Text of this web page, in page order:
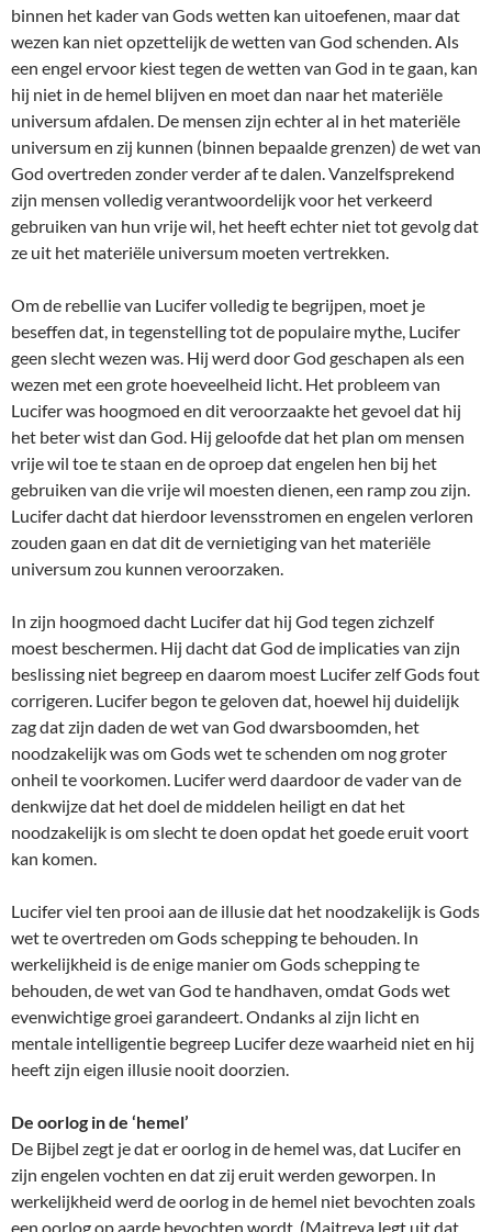
binnen het kader van Gods wetten kan uitoefenen, maar dat
wezen kan niet opzettelijk de wetten van God schenden. Als
een engel ervoor kiest tegen de wetten van God in te gaan, kan
hij niet in de hemel blijven en moet dan naar het materiële
universum afdalen. De mensen zijn echter al in het materiële
universum en zij kunnen (binnen bepaalde grenzen) de wet van
God overtreden zonder verder af te dalen. Vanzelfsprekend
zijn mensen volledig verantwoordelijk voor het verkeerd
gebruiken van hun vrije wil, het heeft echter niet tot gevolg dat
ze uit het materiële universum moeten vertrekken.
Om de rebellie van Lucifer volledig te begrijpen, moet je
beseffen dat, in tegenstelling tot de populaire mythe, Lucifer
geen slecht wezen was. Hij werd door God geschapen als een
wezen met een grote hoeveelheid licht. Het probleem van
Lucifer was hoogmoed en dit veroorzaakte het gevoel dat hij
het beter wist dan God. Hij geloofde dat het plan om mensen
vrije wil toe te staan en de oproep dat engelen hen bij het
gebruiken van die vrije wil moesten dienen, een ramp zou zijn.
Lucifer dacht dat hierdoor levensstromen en engelen verloren
zouden gaan en dat dit de vernietiging van het materiële
universum zou kunnen veroorzaken.
In zijn hoogmoed dacht Lucifer dat hij God tegen zichzelf
moest beschermen. Hij dacht dat God de implicaties van zijn
beslissing niet begreep en daarom moest Lucifer zelf Gods fout
corrigeren. Lucifer begon te geloven dat, hoewel hij duidelijk
zag dat zijn daden de wet van God dwarsboomden, het
noodzakelijk was om Gods wet te schenden om nog groter
onheil te voorkomen. Lucifer werd daardoor de vader van de
denkwijze dat het doel de middelen heiligt en dat het
noodzakelijk is om slecht te doen opdat het goede eruit voort
kan komen.
Lucifer viel ten prooi aan de illusie dat het noodzakelijk is Gods
wet te overtreden om Gods schepping te behouden. In
werkelijkheid is de enige manier om Gods schepping te
behouden, de wet van God te handhaven, omdat Gods wet
evenwichtige groei garandeert. Ondanks al zijn licht en
mentale intelligentie begreep Lucifer deze waarheid niet en hij
heeft zijn eigen illusie nooit doorzien.
De oorlog in de ‘hemel’
De Bijbel zegt je dat er oorlog in de hemel was, dat Lucifer en
zijn engelen vochten en dat zij eruit werden geworpen. In
werkelijkheid werd de oorlog in de hemel niet bevochten zoals
een oorlog op aarde bevochten wordt. (Maitreya legt uit dat